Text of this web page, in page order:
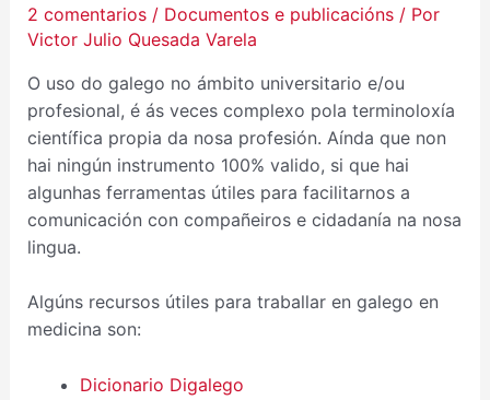
2 comentarios / Documentos e publicacións/ Por
Victor Julio Quesada Varela
O uso do galego no ámbito universitario e/ou
profesional, é ás veces complexo pola terminoloxía
científica propia da nosa profesión. Aínda que non
hai ningún instrumento 100% valido, si que hai
algunhas ferramentas útiles para facilitarnos a
comunicación con compañeiros e cidadanía na nosa
lingua.
Algúns recursos útiles para traballar en galego en
medicina son:
Dicionario Digalego